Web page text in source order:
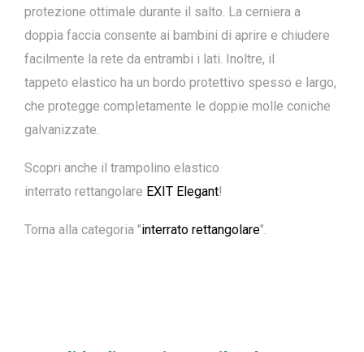
protezione ottimale durante il salto. La cerniera a
doppia faccia consente ai bambini di aprire e chiudere
facilmente la rete da entrambi i lati. Inoltre, il
tappeto elastico ha un bordo protettivo spesso e largo,
che protegge completamente le doppie molle coniche
galvanizzate.
Scopri anche il trampolino elastico
interrato rettangolare EXIT Elegant!
Torna alla categoria "interrato rettangolare".